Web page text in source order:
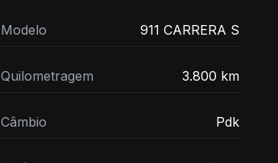
Modelo 911 CARRERA S
Quilometragem 3.800 km
Câmbio Pdk